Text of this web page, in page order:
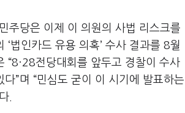
주당은 이제 이 의원의 사법 리스크를
법인카드 유용 의혹’ 수사 결과를 8월
“8·28전당대회를 앞두고 경찰이 수사
”며 “민심도 굳이 이 시기에 발표하는
.